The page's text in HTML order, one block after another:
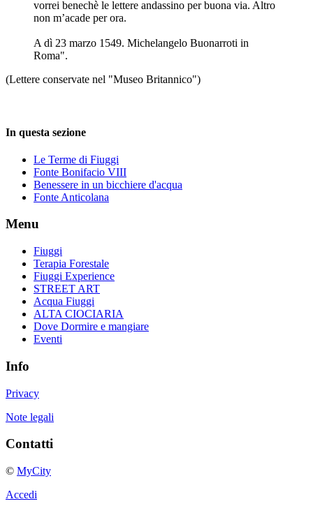
vorrei benechè le lettere andassino per buona via. Altro
non m’acade per ora.
A dì 23 marzo 1549. Michelangelo Buonarroti in
Roma".
(Lettere conservate nel "Museo Britannico")
In questa sezione
Le Terme di Fiuggi
Fonte Bonifacio VIII
Benessere in un bicchiere d'acqua
Fonte Anticolana
Menu
Fiuggi
Terapia Forestale
Fiuggi Experience
STREET ART
Acqua Fiuggi
ALTA CIOCIARIA
Dove Dormire e mangiare
Eventi
Info
Privacy
Note legali
Contatti
© MyCity
Accedi